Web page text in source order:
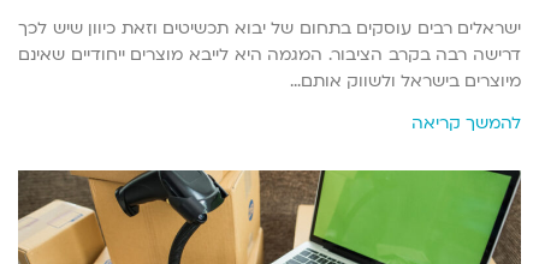
ישראלים רבים עוסקים בתחום של יבוא תכשיטים וזאת כיוון שיש לכך
דרישה רבה בקרב הציבור. המגמה היא לייבא מוצרים ייחודיים שאינם
מיוצרים בישראל ולשווק אותם…
להמשך קריאה